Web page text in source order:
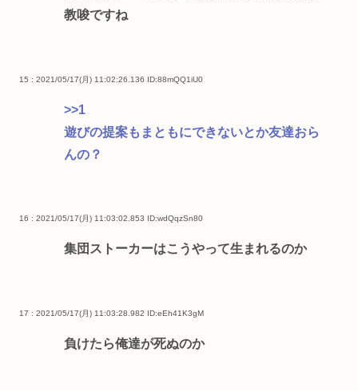
教唆ですね
15 : 2021/05/17(月) 11:02:26.136 ID:88mQQ1iU0
>>1
遊びの提案もまともにできないとか友達おら
んの？
16 : 2021/05/17(月) 11:03:02.853 ID:wdQqzSn80
集団ストーカーはこうやって生まれるのか
17 : 2021/05/17(月) 11:03:28.982 ID:eEh41K3gM
負けたら俺達が死ぬのか